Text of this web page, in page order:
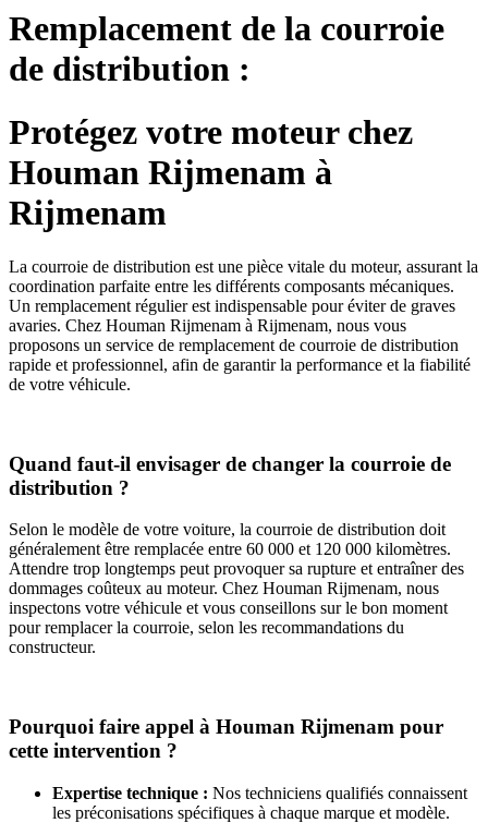
Remplacement de la courroie
de distribution :
Protégez votre moteur chez
Houman Rijmenam à
Rijmenam
La courroie de distribution est une pièce vitale du moteur, assurant la
coordination parfaite entre les différents composants mécaniques.
Un remplacement régulier est indispensable pour éviter de graves
avaries. Chez Houman Rijmenam à Rijmenam, nous vous
proposons un service de remplacement de courroie de distribution
rapide et professionnel, afin de garantir la performance et la fiabilité
de votre véhicule.
Quand faut-il envisager de changer la courroie de
distribution ?
Selon le modèle de votre voiture, la courroie de distribution doit
généralement être remplacée entre 60 000 et 120 000 kilomètres.
Attendre trop longtemps peut provoquer sa rupture et entraîner des
dommages coûteux au moteur. Chez Houman Rijmenam, nous
inspectons votre véhicule et vous conseillons sur le bon moment
pour remplacer la courroie, selon les recommandations du
constructeur.
Pourquoi faire appel à Houman Rijmenam pour
cette intervention ?
Expertise technique : Nos techniciens qualifiés connaissent
les préconisations spécifiques à chaque marque et modèle.